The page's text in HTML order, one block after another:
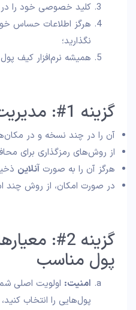
کلید خصوصی خود را در
هرگز اطلاعات حساس
نگذارید؛
همیشه نرم‌افزار کیف
گزینه 1#: مدیریت کلید خصوصی
آن را در چند نسخه و در
از روش‌های رمزگذاری برای
هرگز آن را به صورت آنلاین
در صورت امکان، از روش چند
گزینه 2#:
پول مناسب
امنیت: اولویت اصلی
پول‌هایی را انتخاب